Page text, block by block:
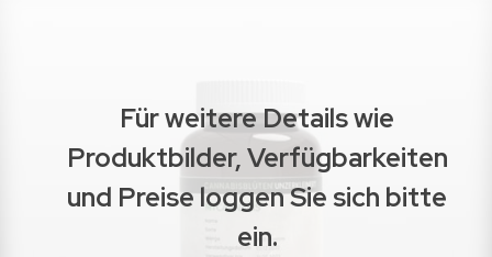
Für weitere Details wie
Produktbilder, Verfügbarkeiten
und Preise loggen Sie sich bitte
ein.